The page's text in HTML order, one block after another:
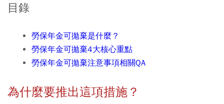
目錄
勞保年金可拋棄是什麼？
勞保年金可拋棄4大核心重點
勞保年金可拋棄注意事項相關QA
為什麼要推出這項措施？